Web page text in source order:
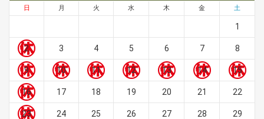
日 月 火 水 木 金 土
1
2 3 4 5 6 7 8
9 10 11 12 13 14 15
16 17 18 19 20 21 22
23 24 25 26 27 28 29